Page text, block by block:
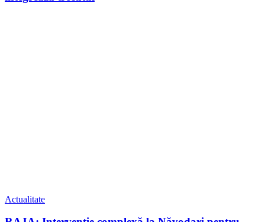
Actualitate